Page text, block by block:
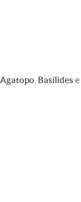
Agatopo Basílides e